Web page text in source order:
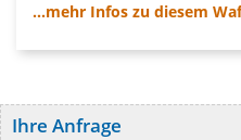
...mehr Infos zu diesem
Ihre Anfrage